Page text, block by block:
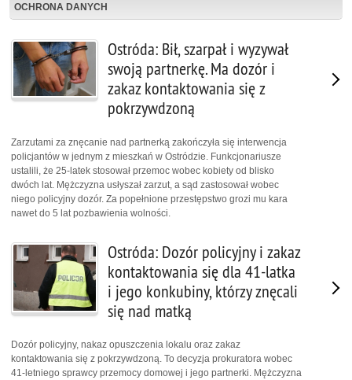
OCHRONA DANYCH
Ostróda: Bił, szarpał i wyzywał
swoją partnerkę. Ma dozór i
zakaz kontaktowania się z
pokrzywdzoną
Zarzutami za znęcanie nad partnerką zakończyła się interwencja
policjantów w jednym z mieszkań w Ostródzie. Funkcjonariusze
ustalili, że 25-latek stosował przemoc wobec kobiety od blisko
dwóch lat. Mężczyzna usłyszał zarzut, a sąd zastosował wobec
niego policyjny dozór. Za popełnione przestępstwo grozi mu kara
nawet do 5 lat pozbawienia wolności.
Ostróda: Dozór policyjny i zakaz
kontaktowania się dla 41-latka
i jego konkubiny, którzy znęcali
się nad matką
Dozór policyjny, nakaz opuszczenia lokalu oraz zakaz
kontaktowania się z pokrzywdzoną. To decyzja prokuratora wobec
41-letniego sprawcy przemocy domowej i jego partnerki. Mężczyzna